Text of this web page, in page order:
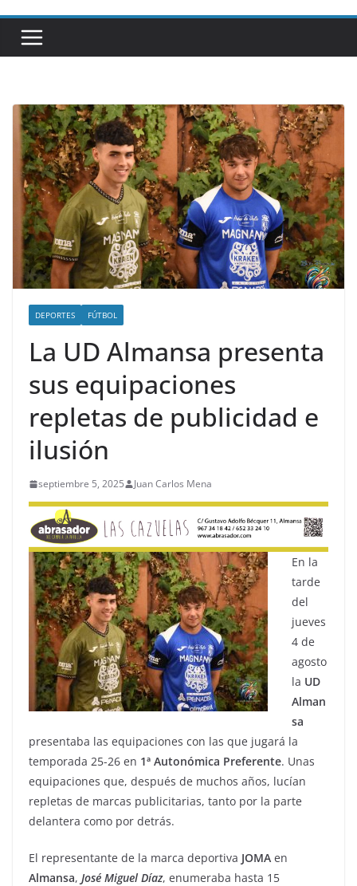
DEPORTES FÚTBOL
La UD Almansa presenta
sus equipaciones
repletas de publicidad e
ilusión
septiembre 5, 2025 Juan Carlos Mena
En la
tarde
del
jueves
4 de
agosto
la UD
Alman
sa
presentaba las equipaciones con las que jugará la
temporada 25-26 en 1ª Autonómica Preferente. Unas
equipaciones que, después de muchos años, lucían
repletas de marcas publicitarias, tanto por la parte
delantera como por detrás.
El representante de la marca deportiva JOMA en
Almansa, José Miguel Díaz, enumeraba hasta 15